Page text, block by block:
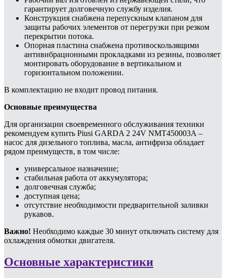
гарантирует долговечную службу изделия.
Конструкция снабжена перепускным клапаном для
защиты рабочих элементов от перегрузки при резком
перекрытии потока.
Опорная пластина снабжена противоскользящими
антивибрационными прокладками из резины, позволяет
монтировать оборудование в вертикальном и
горизонтальном положении.
В комплектацию не входит провод питания.
Основные преимущества
Для организации своевременного обслуживания техники
рекомендуем купить Piusi GARDA 2 24V NMT450003A –
насос для дизельного топлива, масла, антифриза обладает
рядом преимуществ, в том числе:
универсальное назначение;
стабильная работа от аккумулятора;
долговечная служба;
доступная цена;
отсутствие необходимости предварительной заливки
рукавов.
Важно! Необходимо каждые 30 минут отключать систему для
охлаждения обмотки двигателя.
Основные характеристики